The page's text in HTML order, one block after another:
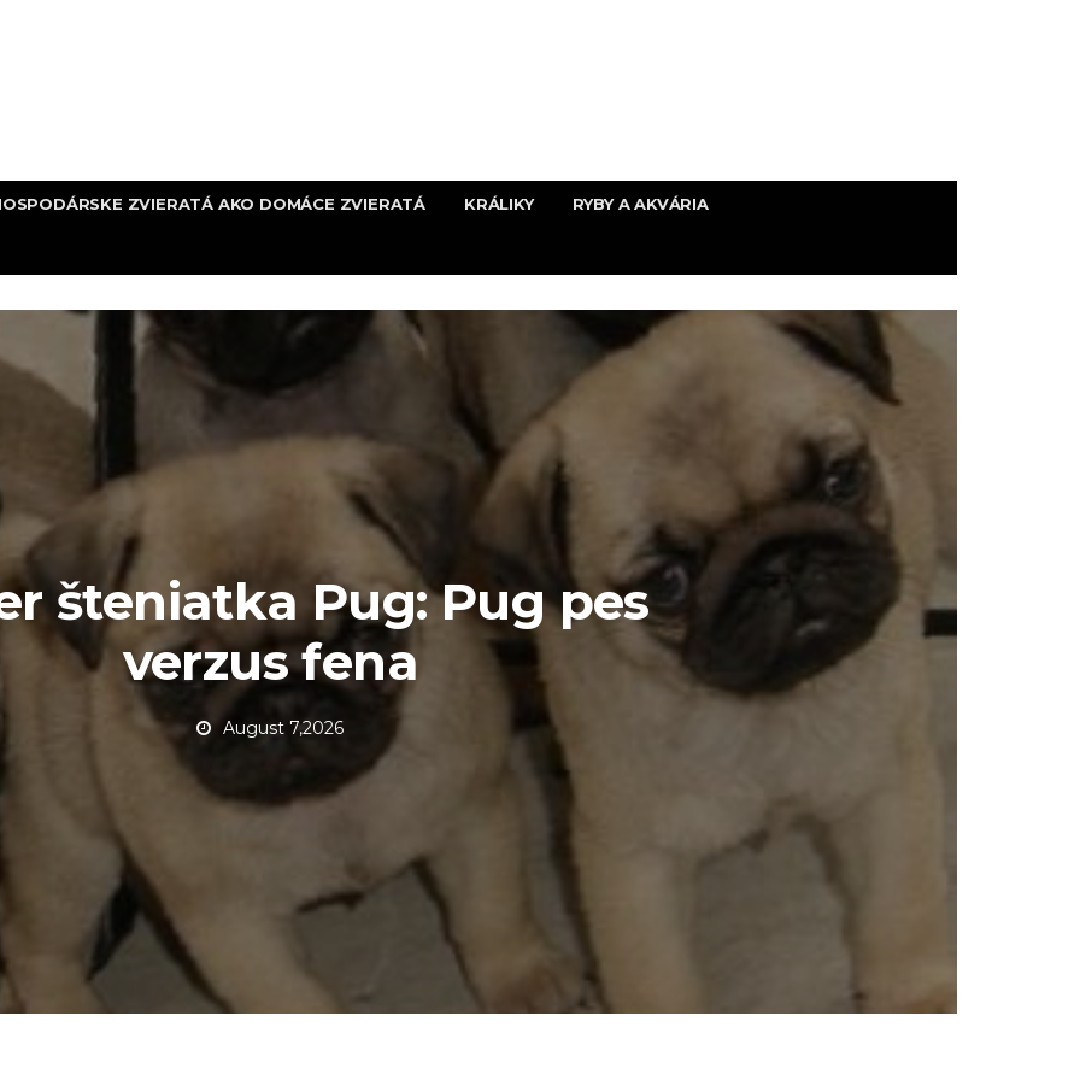
ZVIERATÁ AKO DOMÁCE ZVIERATÁ KRÁLIKY RYBY A AKVÁRIA
šteniatka Pug: Pug pes
verzus fena
August 7,2026